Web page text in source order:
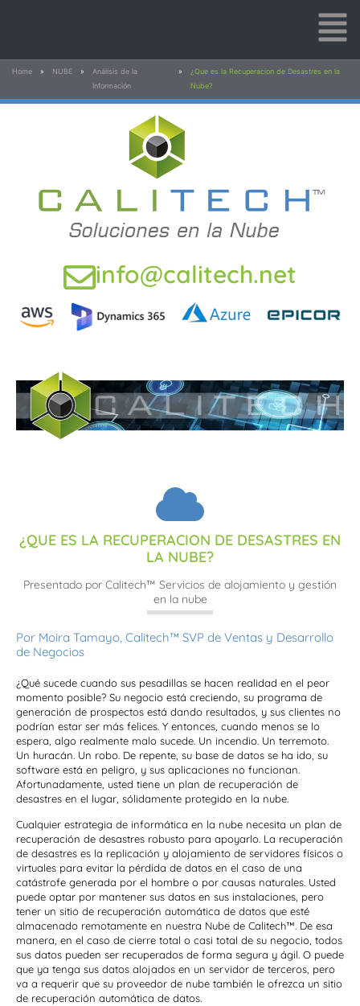
Home » NUBE »
Análisis de la
Información
»
¿Que es la Recuperacion de Desastres en la
Nube?
info@calitech.net
¿QUE ES LA RECUPERACION DE DESASTRES EN
LA NUBE?
Presentado por Calitech™ Servicios de alojamiento y gestión
en la nube
Por Moira Tamayo, Calitech™ SVP de Ventas y Desarrollo
de Negocios
¿Qué sucede cuando sus pesadillas se hacen realidad en el peor
momento posible? Su negocio está creciendo, su programa de
generación de prospectos está dando resultados, y sus clientes no
podrían estar ser más felices. Y entonces, cuando menos se lo
espera, algo realmente malo sucede. Un incendio. Un terremoto.
Un huracán. Un robo. De repente, su base de datos se ha ido, su
software está en peligro, y sus aplicaciones no funcionan.
Afortunadamente, usted tiene un plan de recuperación de
desastres en el lugar, sólidamente protegido en la nube.
Cualquier estrategia de informática en la nube necesita un plan de
recuperación de desastres robusto para apoyarlo. La recuperación
de desastres es la replicación y alojamiento de servidores físicos o
virtuales para evitar la pérdida de datos en el caso de una
catástrofe generada por el hombre o por causas naturales. Usted
puede optar por mantener sus datos en sus instalaciones, pero
tener un sitio de recuperación automática de datos que esté
almacenado remotamente en nuestra Nube de Calitech™. De esa
manera, en el caso de cierre total o casi total de su negocio, todos
sus datos pueden ser recuperados de forma segura y ágil. O puede
que ya tenga sus datos alojados en un servidor de terceros, pero
va a requerir que su proveedor de nube también le ofrezca un sitio
de recuperación automática de datos.